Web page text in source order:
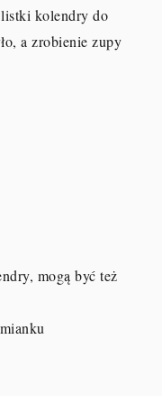
kolendry do
a zrobienie zupy
mogą być też